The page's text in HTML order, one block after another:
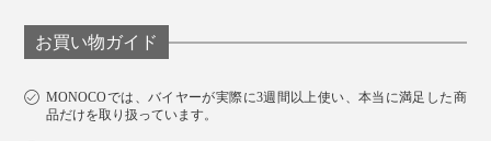
お買い物ガイド
MONOCOでは、バイヤーが実際に3週間以上使い、本当に満足した商
品だけを取り扱っています。